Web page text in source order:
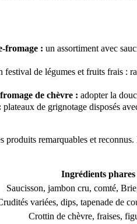
fromage : un assortiment avec
festival de légumes et fruits frais :
de chèvre : adopter la
plateaux de grignotage disposés
produits remarquables et
Ingrédients phares
Saucisson, jambon cru, comté,
variées, dips, tapenade de
Crottin de chèvre, fraises,